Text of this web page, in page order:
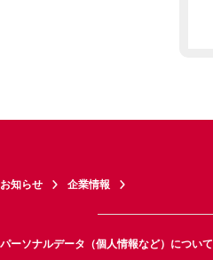
お知らせ 企業情報
パーソナルデータ（個人情報など）について